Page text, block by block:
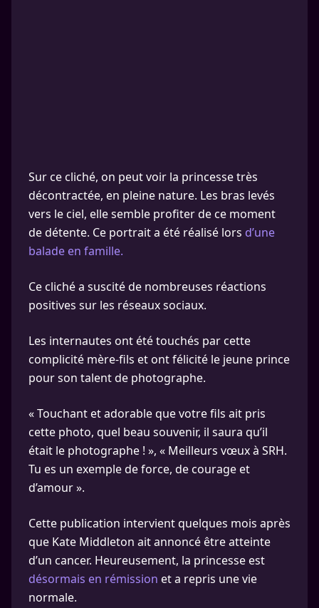
Sur ce cliché, on peut voir la princesse très
décontractée, en pleine nature. Les bras levés
vers le ciel, elle semble profiter de ce moment
de détente. Ce portrait a été réalisé lors d’une
balade en famille.
Ce cliché a suscité de nombreuses réactions
positives sur les réseaux sociaux.
Les internautes ont été touchés par cette
complicité mère-fils et ont félicité le jeune prince
pour son talent de photographe.
« Touchant et adorable que votre fils ait pris
cette photo, quel beau souvenir, il saura qu’il
était le photographe ! », « Meilleurs vœux à SRH.
Tu es un exemple de force, de courage et
d’amour ».
Cette publication intervient quelques mois après
que Kate Middleton ait annoncé être atteinte
d’un cancer. Heureusement, la princesse est
désormais en rémission et a repris une vie
normale.